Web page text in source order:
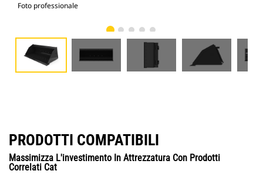
Foto professionale
PRODOTTI COMPATIBILI
Massimizza L'investimento In Attrezzatura Con Prodotti
Correlati Cat